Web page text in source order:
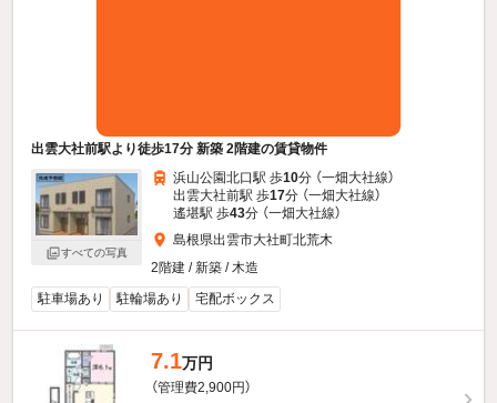
出雲大社前駅より徒歩17分 新築 2階建の賃貸物件
すべての写真
浜山公園北口駅 歩10分 （一畑大社線）
出雲大社前駅 歩17分 （一畑大社線）
遙堪駅 歩43分 （一畑大社線）
島根県出雲市大社町北荒木
2階建 / 新築 / 木造
駐車場あり
駐輪場あり 宅配ボックス
7.1万円
（管理費2,900円）